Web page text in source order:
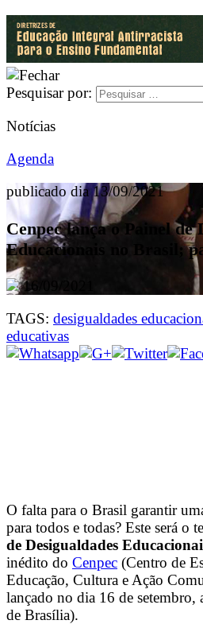
Pesquisar por:
Notícias
Agenda
publicado dia 13/09/2021
Cenpec lança o Painel de
Educacionais no Brasil;
16/09/2021
TAGS: desigualdades
educativas
O falta para o Brasil garantir
para todos e todas? Este será o
de Desigualdades
inédito do Cenpec (Centro de
Educação, Cultura e Ação
lançado no dia 16 de setembro,
de Brasília).